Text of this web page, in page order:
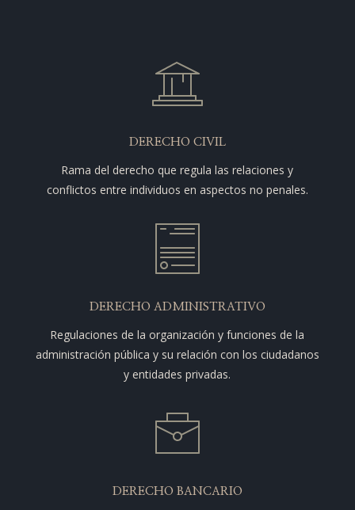
DERECHO CIVIL
Rama del derecho que regula las relaciones y
conflictos entre individuos en aspectos no penales.
DERECHO ADMINISTRATIVO
Regulaciones de la organización y funciones de la
administración pública y su relación con los ciudadanos
y entidades privadas.
DERECHO BANCARIO